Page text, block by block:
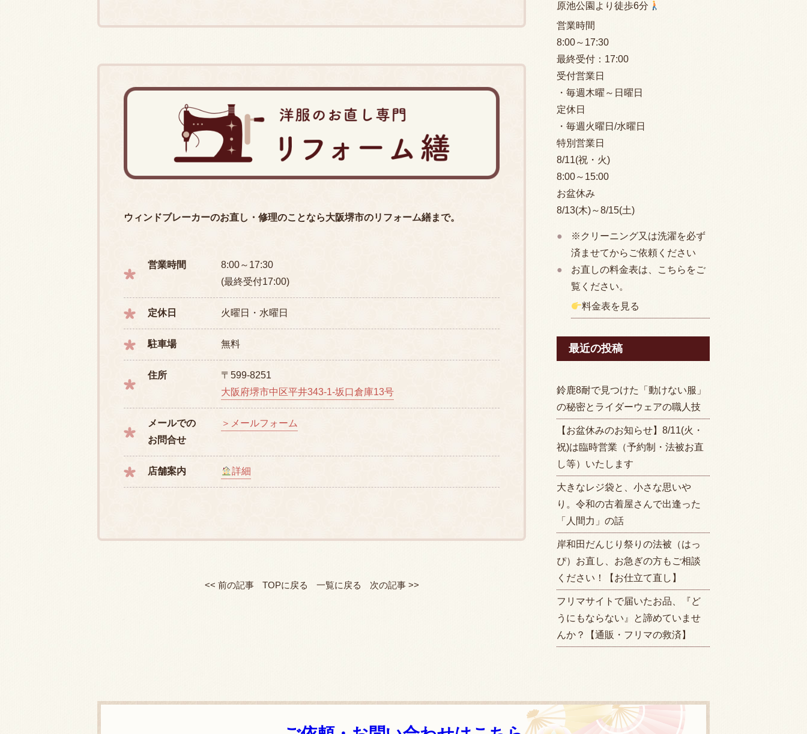
ウィンドブレーカーのお直し・修理のことなら大阪堺市のリフォーム繕まで。
営業時間
8:00～17:30
(最終受付17:00)
定休日 火曜日・水曜日
駐車場 無料
住所
〒599-8251
大阪府堺市中区平井343-1-坂口倉庫13号
メールでの
お問合せ
＞メールフォーム
店舗案内 詳細
<< 前の記事 TOPに戻る 一覧に戻る 次の記事 >>
原池公園より徒歩6分
営業時間
8:00～17:30
最終受付： 17:00
受付営業日
・毎週木曜～日曜日
定休日
・毎週火曜日/水曜日
特別営業日
8/11(祝・火)
8:00～15:00
お盆休み
8/13(木)～8/15(土)
※クリーニング又は洗濯を必ず
済ませてからご依頼ください
お直しの料金表は、こちらをご
覧ください。
料金表を見る
最近の投稿
鈴鹿8耐で見つけた「動けない服」
の秘密とライダーウェアの職人技
【お盆休みのお知らせ】8/11(火・
祝)は臨時営業（予約制・法被お直
し等）いたします
大きなレジ袋と、小さな思いや
り。令和の古着屋さんで出逢った
「人間力」の話
岸和田だんじり祭りの法被（はっ
ぴ）お直し、お急ぎの方もご相談
ください！【お仕立て直し】
フリマサイトで届いたお品、『ど
うにもならない』と諦めていませ
んか？【通販・フリマの救済】